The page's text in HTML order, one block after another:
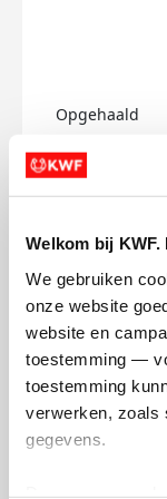
Welkom bij
We gebruiken
onze website
website en
toestemming —
toestemming
verwerken, zoals
gegevens.
Opgehaald